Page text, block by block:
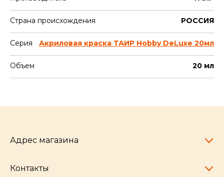
Страна происхождения РОССИЯ
Серия Акриловая краска ТАИР Hobby DeLuxe 20мл
Объем 20 мл
Адрес магазина
Челябинск,
Контакты